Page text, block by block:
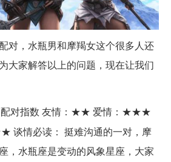
对，水瓶男和摩羯女这个很多人还
大家解答以上的问题，现在让我们
配对指数 友情：★★ 爱情：★★★
情必读： 挺难沟通的一对，摩
，水瓶座是变动的风象星座，大家